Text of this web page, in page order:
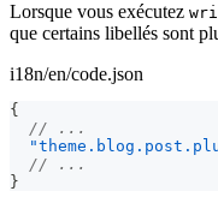
Lorsque vous exécutez
que certains libellés sont
i18n/en/code.json
{
// ...
// ...
}